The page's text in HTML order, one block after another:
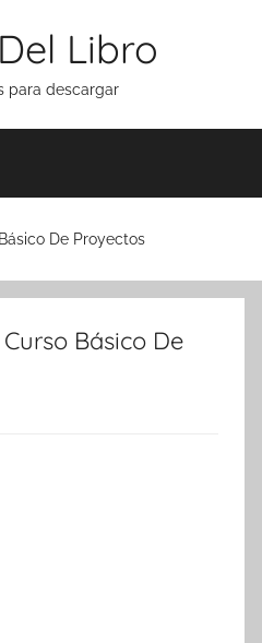
Libro
para descargar
De Proyectos
Básico De